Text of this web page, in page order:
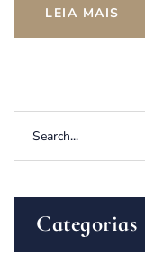
LEIA MAIS
Categorias